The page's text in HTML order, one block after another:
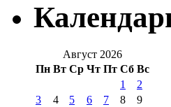
Август 2026
Пн Вт Ср Чт Пт Сб Вс
1
2
3
4 5 6 7 8
9